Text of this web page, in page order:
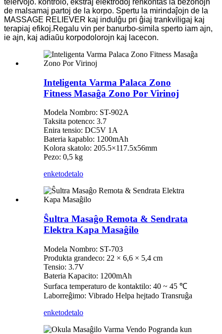
telervojo. kontrolo, ekstraj elektrodoj renkontas la bezonojn
de malsamaj partoj de la korpo. Spertu la mirindaĵojn de la
MASSAGE RELIEVER kaj indulĝu pri ĝiaj trankviligaj kaj
terapiaj efikoj.Regalu vin per banurbo-simila sperto iam ajn,
ie ajn, kaj adiaŭu korpodolorojn kaj lacecon.
Inteligenta Varma Palaca Zono
Fitness Masaĝa Zono Por Virinoj
Modela Nombro: ST-902A
Taksita potenco: 3.7
Enira tensio: DC5V 1A
Bateria kapablo: 1200mAh
Kolora skatolo: 205.5×117.5x56mm
Pezo: 0,5 kg
enketodetalo
Ŝultra Masaĝo Remota & Sendrata
Elektra Kapa Masaĝilo
Modela Nombro: ST-703
Produkta grandeco: 22 × 6,6 × 5,4 cm
Tensio: 3.7V
Bateria Kapacito: 1200mAh
Surfaca temperaturo de kontaktilo: 40 ~ 45 ℃
Laborreĝimo: Vibrado Helpa hejtado Transruĝa
enketodetalo